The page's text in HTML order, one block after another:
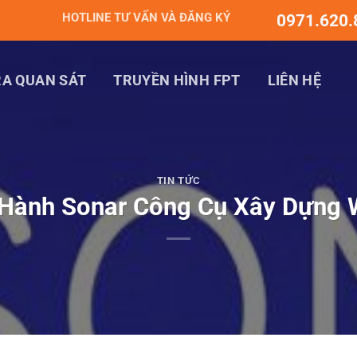
HOTLINE TƯ VẤN VÀ ĐĂNG KÝ
QUAN SÁT TRUYỀN HÌNH FPT LIÊN HỆ
TIN TỨC
Sonar Công Cụ Xây Dựng